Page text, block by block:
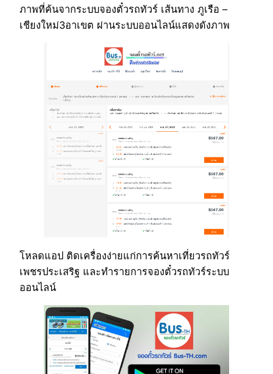
ภาพที่ค้นจากระบบจองตั๋วรถทัวร์ เส้นทาง ภูเรือ –
เชียงใหม่3อาเขต ผ่านระบบออนไลน์แสดงดังภาพ
โหลดแอป ติดเครื่องง่ายแก่การค้นหาเที่ยวรถทัวร์
เพชรประเสริฐ และทำรายการจองตั๋วรถทัวร์ระบบ
ออนไลน์